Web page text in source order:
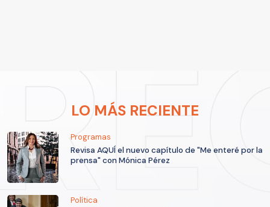
LO MÁS RECIENTE
Programas
Revisa AQUÍ el nuevo capítulo de "Me enteré por la
prensa" con Mónica Pérez
Política